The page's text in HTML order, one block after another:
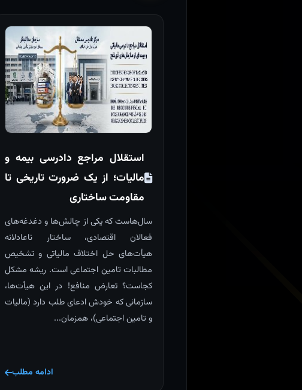
استقلال مراجع دادرسی بیمه و
مالیات؛ از یک ضرورت تاریخی تا
مقاومت ساختاری
سال‌هاست که یکی از چالش‌ها و دغدغه‌های
فعالان اقتصادی، ساختار ناعادلانه
هیأت‌های حل اختلاف مالیاتی و تشخیص
مطالبات تامین اجتماعی است. ریشه مشکل
کجاست؟ تعارض منافع! در این هیأت‌ها،
سازمانی که خودش ادعای طلب دارد (مالیات
و تامین اجتماعی)، همزمان...
ادامه مطلب